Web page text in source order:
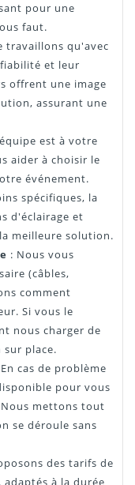
pour une
faut.
travaillons qu'avec
et leur
offrent une image
assurant une
est à votre
aider à choisir le
événement.
spécifiques, la
d'éclairage et
meilleure solution.
: Nous vous
(câbles,
comment
Si vous le
nous charger de
place.
cas de problème
pour vous
mettons tout
se déroule sans
des tarifs de
à la durée